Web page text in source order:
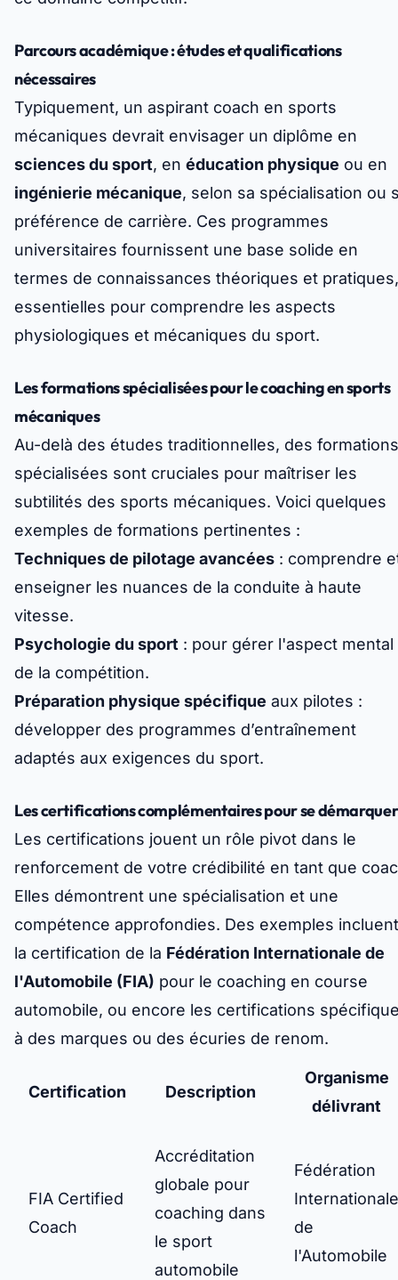
Parcours académique : études et qualifications
nécessaires
Typiquement, un aspirant coach en sports
mécaniques devrait envisager un diplôme en
sciences du sport, en éducation physique ou en
ingénierie mécanique, selon sa spécialisation ou
préférence de carrière. Ces programmes
universitaires fournissent une base solide en
termes de connaissances théoriques et pratiques,
essentielles pour comprendre les aspects
physiologiques et mécaniques du sport.
Les formations spécialisées pour le coaching en sports
mécaniques
Au-delà des études traditionnelles, des formations
spécialisées sont cruciales pour maîtriser les
subtilités des sports mécaniques. Voici quelques
exemples de formations pertinentes :
Techniques de pilotage avancées : comprendre
enseigner les nuances de la conduite à haute
vitesse.
Psychologie du sport : pour gérer l'aspect mental
de la compétition.
Préparation physique spécifique aux pilotes :
développer des programmes d’entraînement
adaptés aux exigences du sport.
Les certifications complémentaires pour se démarquer
Les certifications jouent un rôle pivot dans le
renforcement de votre crédibilité en tant que
Elles démontrent une spécialisation et une
compétence approfondies. Des exemples incluent
la certification de la Fédération Internationale de
l'Automobile (FIA) pour le coaching en course
automobile, ou encore les certifications
à des marques ou des écuries de renom.
Certification Description
Organisme
délivrant
FIA Certified
Coach
Accréditation
globale pour
coaching dans
le sport
automobile
Fédération
Internationale
de
l'Automobile